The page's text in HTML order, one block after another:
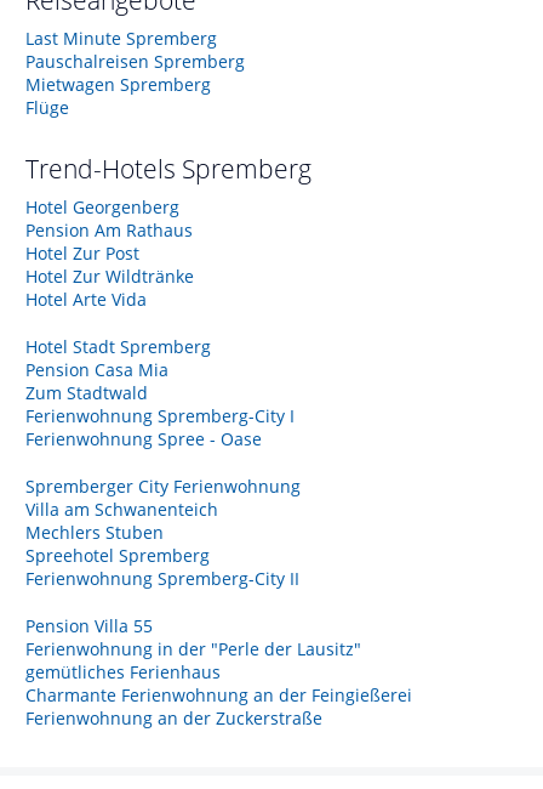
Last Minute Spremberg
Pauschalreisen Spremberg
Mietwagen Spremberg
Flüge
Trend-Hotels Spremberg
Hotel Georgenberg
Pension Am Rathaus
Hotel Zur Post
Hotel Zur Wildtränke
Hotel Arte Vida
Hotel Stadt Spremberg
Pension Casa Mia
Zum Stadtwald
Ferienwohnung Spremberg-City I
Ferienwohnung Spree - Oase
Spremberger City Ferienwohnung
Villa am Schwanenteich
Mechlers Stuben
Spreehotel Spremberg
Ferienwohnung Spremberg-City II
Pension Villa 55
Ferienwohnung in der "Perle der Lausitz"
gemütliches Ferienhaus
Charmante Ferienwohnung an der Feingießerei
Ferienwohnung an der Zuckerstraße